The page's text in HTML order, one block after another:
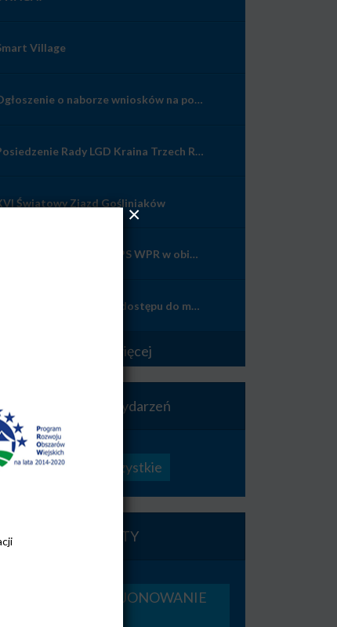
Village
Ogłoszenie o naborze wniosków na powierzenie grantów w zakresie Przygotowania koncepcji Smart Village z dnia 10 lipca 2026
Posiedzenie Rady LGD Kraina Trzech Rzek
Światowy Zjazd Gośliniaków
Konkurs fotograficzny „PS WPR w obiektywie – wieś wczoraj, dziś i jutro”
Nabór 7/2026: Poprawa dostępu do małej infrastruktury publicznej
Zobacz więcej
Kalendarz wydarzeń
Zobacz wszystkie
ANKIETY
ANKIETA FUNKCJONOWANIE